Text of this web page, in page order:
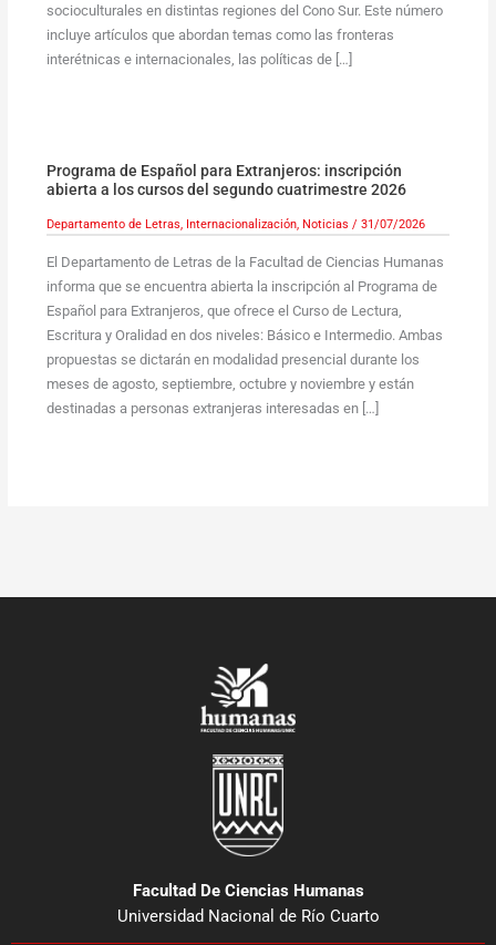
socioculturales en distintas regiones del Cono Sur. Este número
incluye artículos que abordan temas como las fronteras
interétnicas e internacionales, las políticas de […]
Programa de Español para Extranjeros: inscripción
abierta a los cursos del segundo cuatrimestre 2026
Departamento de Letras Internacionalización, Noticias / 31/07/2026
El Departamento de Letras de la Facultad de Ciencias Humanas
informa que se encuentra abierta la inscripción al Programa de
Español para Extranjeros, que ofrece el Curso de Lectura,
Escritura y Oralidad en dos niveles: Básico e Intermedio. Ambas
propuestas se dictarán en modalidad presencial durante los
meses de agosto, septiembre, octubre y noviembre y están
destinadas a personas extranjeras interesadas en […]
Facultad De Ciencias Humanas
Universidad Nacional de Río Cuarto